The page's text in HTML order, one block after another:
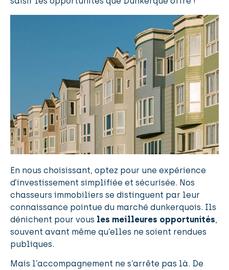
En nous choisissant, optez pour une expérience
d’investissement simplifiée et sécurisée. Nos
chasseurs immobiliers se distinguent par leur
connaissance pointue du marché dunkerquois. Ils
dénichent pour vous les meilleures opportunités
souvent avant même qu’elles ne soient rendues
publiques.
Mais l’accompagnement ne s’arrête pas là. De